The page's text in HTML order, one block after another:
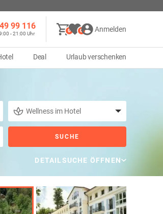
‌99 116
- 21:00 Uhr
0 0 Anmelden
Deal Urlaub verschenken
SUCHE
DETAILSUCHE ÖFFNEN